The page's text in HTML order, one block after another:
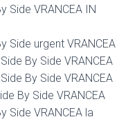
Side VRANCEA IN
Side urgent VRANCEA
By Side VRANCEA
By Side VRANCEA
By Side VRANCEA
Side VRANCEA la